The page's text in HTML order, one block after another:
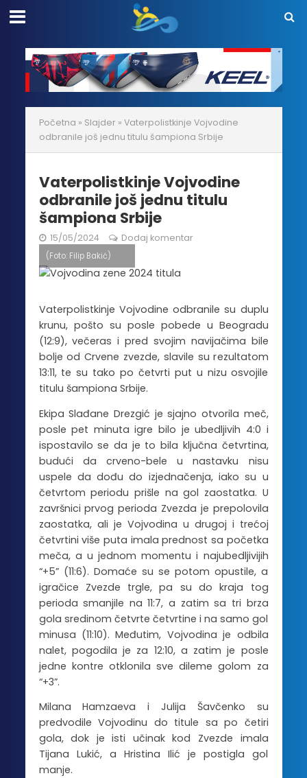
Početna » Slajder » Vaterpolistkinje Vojvodine
odbranile još jednu titulu šampiona Srbije
Vaterpolistkinje Vojvodine
odbranile još jednu titulu
šampiona Srbije
15/05/2024 Dodaj komentar
(Foto: Filip Bakić)
Vaterpolistkinje Vojvodine odbranile su duplu
krunu, pošto su posle pobede u Beogradu
(12:9), večeras i pred svojim navijačima bile
bolje od Crvene zvezde, slavile su rezultatom
13:11, te su tako po četvrti put u nizu osvojile
titulu šampiona Srbije.
Ekipa Slađane Drezgić je sjajno otvorila meč,
posle pet minuta igre bilo je ubedljivih 4:0 i
ispostavilo se da je to bila ključna četvrtina,
budući da crveno-bele u nastavku nisu
uspele da dođu do izjednačenja, iako su u
četvrtom periodu prišle na gol zaostatka. U
završnici prvog perioda Zvezda je prepolovila
zaostatka, ali je Vojvodina u drugoj i trećoj
četvrtini više puta imala prednost sa početka
meča, a u jednom momentu i najubedljivijih
“+5” (11:6). Domaće su se potom opustile, a
igračice Zvezde trgle, pa su do kraja tog
perioda smanjile na 11:7, a zatim sa tri brza
gola sredinom četvrte četvrtine i na samo gol
minusa (11:10). Međutim, Vojvodina je odbila
nalet, pogodila je za 12:10, a zatim je posle
jedne kontre otklonila sve dileme golom za
“+3”.
Milana Hamzaeva i Julija Šavčenko su
predvodile Vojvodinu do titule sa po četiri
gola, dok je isti učinak kod Zvezde imala
Tijana Lukić, a Hristina Ilić je postigla gol
manje.